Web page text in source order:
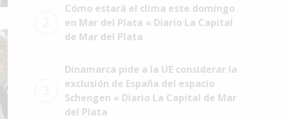
Cómo estará el clima este domingo
en Mar del Plata « Diario La Capital
de Mar del Plata
Dinamarca pide a la UE considerar la
exclusión de España del espacio
Schengen « Diario La Capital de Mar
del Plata